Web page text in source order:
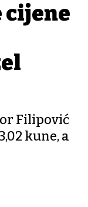
cijene
Filipović
kune, a